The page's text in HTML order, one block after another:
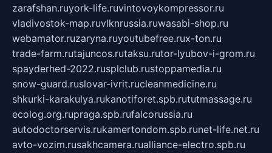
zarafshan.ruyork-life.ruvintovoykompressor.ru
vladivostok-map.ruvlknrussia.ruwasabi-shop.ru
webamator.ruzaryna.ruyoutubefree.rux-ton.ru
trade-farm.rutajuncos.rutaksu.rutor-lyubov-i-grom.ru
spayderhed-2022.rusplclub.rustoppamedia.ru
snow-guard.ruslovar-ivrit.rucleanmedicine.ru
shkurki-karakulya.rukanotiforet.spb.rututmassage.ru
ecolog.org.rupraga.spb.rufalcorussia.ru
autodoctorservis.rukamertondom.spb.runet-life.net.ru
avto-vozim.rusakhcamera.rualliance-electro.spb.ru